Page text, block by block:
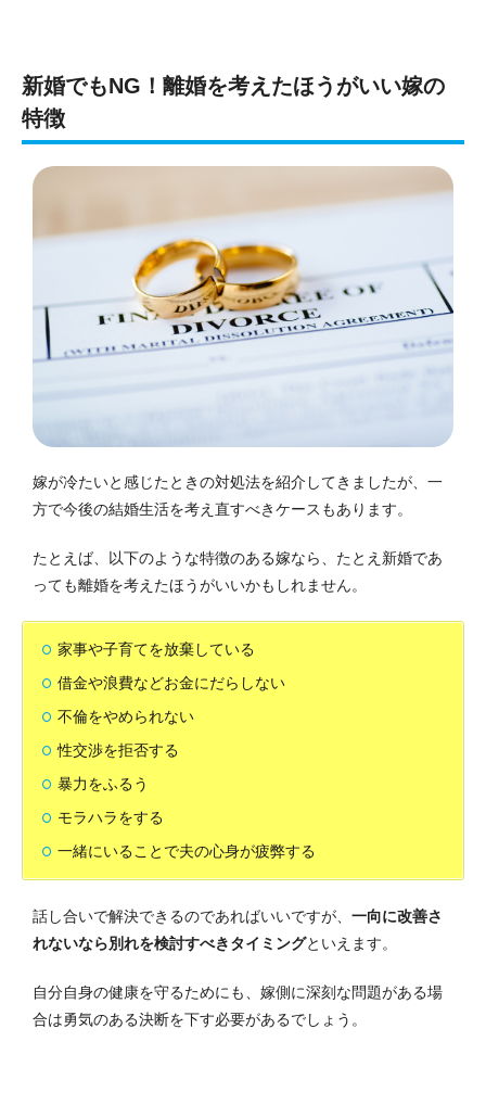
新婚でもNG！離婚を考えたほうがいい嫁の
特徴
嫁が冷たいと感じたときの対処法を紹介してきましたが、一
方で今後の結婚生活を考え直すべきケースもあります。
たとえば、以下のような特徴のある嫁なら、たとえ新婚であ
っても離婚を考えたほうがいいかもしれません。
家事や子育てを放棄している
借金や浪費などお金にだらしない
不倫をやめられない
性交渉を拒否する
暴力をふるう
モラハラをする
一緒にいることで夫の心身が疲弊する
話し合いで解決できるのであればいいですが、 一向に改善さ
れないなら別れを検討すべきタイミングといえます。
自分自身の健康を守るためにも、嫁側に深刻な問題がある場
合は勇気のある決断を下す必要があるでしょう。